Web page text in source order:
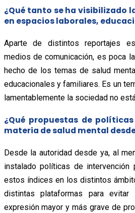
¿Qué tanto se ha visibilizado
en espacios laborales,
Aparte de distintos reportajes
medios de comunicación, es poca
hecho de los temas de salud
educacionales y familiares. Es un
lamentablemente la sociedad no
¿Qué propuestas de
materia de salud mental
Desde la autoridad desde ya, al
instalado políticas de intervención
estos índices en los distintos
distintas plataformas para
expresión mayor y más grave de